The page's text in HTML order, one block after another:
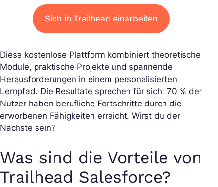
Sich in Trailhead einarbeiten
Diese kostenlose Plattform kombiniert theoretische
Module, praktische Projekte und spannende
Herausforderungen in einem personalisierten
Lernpfad. Die Resultate sprechen für sich: 70 % der
Nutzer haben berufliche Fortschritte durch die
erworbenen Fähigkeiten erreicht. Wirst du der
Nächste sein?
Was sind die Vorteile von
Trailhead Salesforce?